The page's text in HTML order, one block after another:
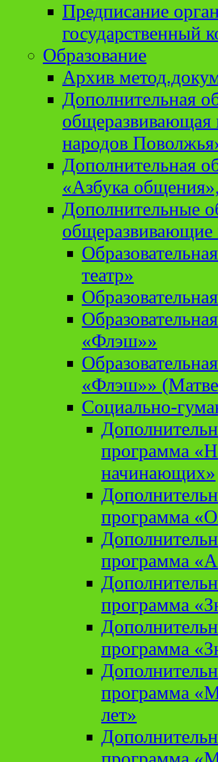
Предписание
государственный
Образование
Архив
Дополнительная
народов
Дополнительная
«Азбука
Дополнительные
театр»
«Флэш»»
«Флэш»»
Социально-
программа
начинающих»
программа
программа
программа
программа
программа
лет»